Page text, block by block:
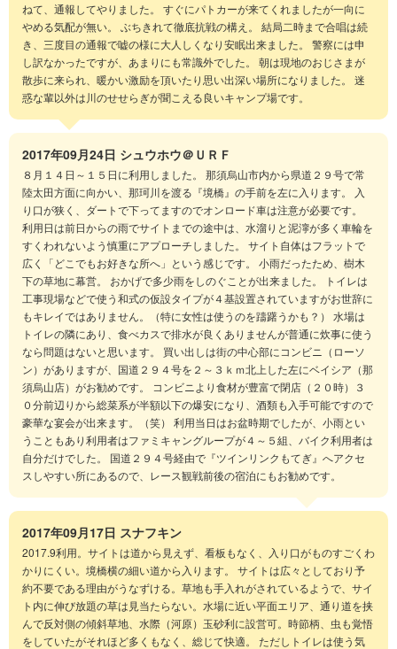
ねて、通報してやりました。 すぐにパトカーが来てくれましたが一向に
やめる気配が無い。 ぶちきれて徹底抗戦の構え。 結局二時まで合唱は続
き、三度目の通報で嘘の様に大人しくなり安眠出来ました。 警察には申
し訳なかったですが、あまりにも常識外でした。 朝は現地のおじさまが
散歩に来られ、暖かい激励を頂いたり思い出深い場所になりました。 迷
惑な輩以外は川のせせらぎが聞こえる良いキャンプ場です。
2017年09月24日 シュウホウ＠ＵＲＦ
８月１４日～１５日に利用しました。 那須烏山市内から県道２９号で常
陸太田方面に向かい、那珂川を渡る『境橋』の手前を左に入ります。 入
り口が狭く、ダートで下ってますのでオンロード車は注意が必要です。
利用日は前日からの雨でサイトまでの途中は、水溜りと泥濘が多く車輪を
すくわれないよう慎重にアプローチしました。 サイト自体はフラットで
広く「どこでもお好きな所へ」という感じです。 小雨だったため、樹木
下の草地に幕営。 おかげで多少雨をしのぐことが出来ました。 トイレは
工事現場などで使う和式の仮設タイプが４基設置されていますがお世辞に
もキレイではありません。（特に女性は使うのを躊躇うかも？） 水場は
トイレの隣にあり、食べカスで排水が良くありませんが普通に炊事に使う
なら問題はないと思います。 買い出しは街の中心部にコンビニ（ローソ
ン）がありますが、国道２９４号を２～３ｋｍ北上した左にベイシア（那
須烏山店）がお勧めです。 コンビニより食材が豊富で閉店（２０時）３
０分前辺りから総菜系が半額以下の爆安になり、酒類も入手可能ですので
豪華な宴会が出来ます。（笑） 利用当日はお盆時期でしたが、小雨とい
うこともあり利用者はファミキャングループが４～５組、バイク利用者は
自分だけでした。 国道２９４号経由で『ツインリンクもてぎ』へアクセ
スしやすい所にあるので、レース観戦前後の宿泊にもお勧めです。
2017年09月17日 スナフキン
2017.9利用。サイトは道から見えず、看板もなく、入り口がものすごくわ
かりにくい。境橋横の細い道から入ります。 サイトは広々としており予
約不要である理由がうなずける。草地も手入れがされているようで、サイ
ト内に伸び放題の草は見当たらない。水場に近い平面エリア、通り道を挟
んで反対側の傾斜草地、水際（河原）玉砂利に設営可。時節柄、虫も覚悟
をしていたがそれほど多くもなく、総じて快適。 ただしトイレは使う気